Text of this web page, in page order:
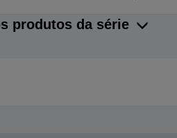
produtos da série